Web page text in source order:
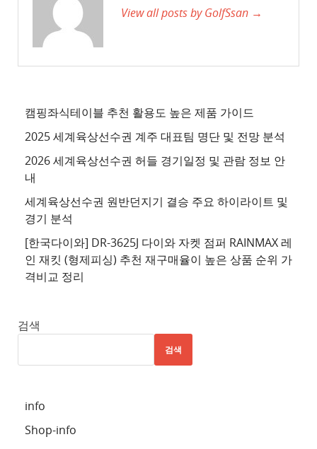
이
트
추
사
이
트
사
이
추
사
View all posts by GolfSsan →
캠핑좌식테이블 추천 활용도 높은 제품 가이드
2025 세계육상선수권 계주 대표팀 명단 및 전망 분석
2026 세계육상선수권 허들 경기일정 및 관람 정보 안
내
세계육상선수권 원반던지기 결승 주요 하이라이트 및
경기 분석
[한국다이와] DR-3625J 다이와 자켓 점퍼 RAINMAX 레
인 재킷 (형제피싱) 추천 재구매율이 높은 상품 순위 가
격비교 정리
검색
검색
info
Shop-info